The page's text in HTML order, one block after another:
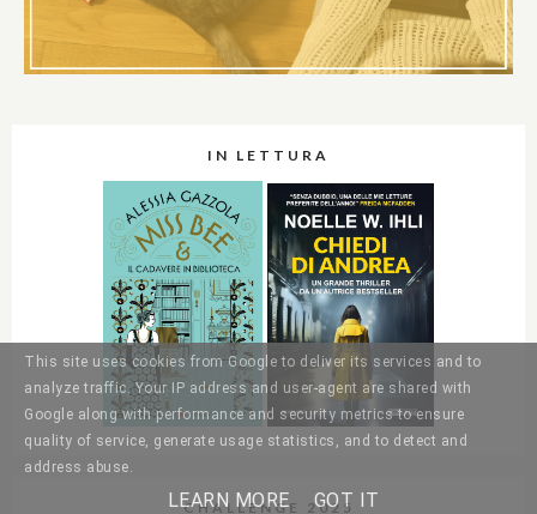
IN LETTURA
CHALLENGE 2025
This site uses cookies from Google to deliver its services and to
analyze traffic. Your IP address and user-agent are shared with
Google along with performance and security metrics to ensure
quality of service, generate usage statistics, and to detect and
address abuse.
LEARN MORE GOT IT